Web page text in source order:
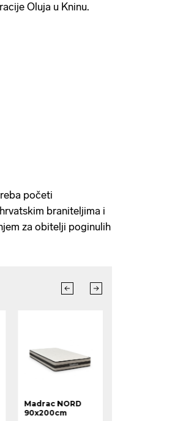
Oluja u Kninu.
početi
braniteljima i
za obitelji poginulih